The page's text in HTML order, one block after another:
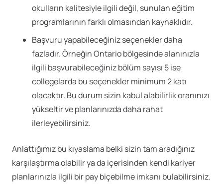
okulların kalitesiyle ilgili değil, sunulan eğitim
programlarının farklı olmasından kaynaklıdır.
Başvuru yapabileceğiniz seçenekler daha
fazladır. Örneğin Ontario bölgesinde alanınızla
ilgili başvurabileceğiniz bölüm sayısı 5 ise
collegelarda bu seçenekler minimum 2 katı
olacaktır. Bu durum sizin kabul alabilirlik oranınızı
yükseltir ve planlarınızda daha rahat
ilerleyebilirsiniz.
Anlattığımız bu kıyaslama belki sizin tam aradığınız
karşılaştırma olabilir ya da içerisinden kendi kariyer
planlarınızla ilgili bir pay biçebilme imkanı bulabilirsiniz.